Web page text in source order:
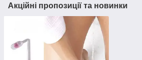
Акційні пропозиції та новинки